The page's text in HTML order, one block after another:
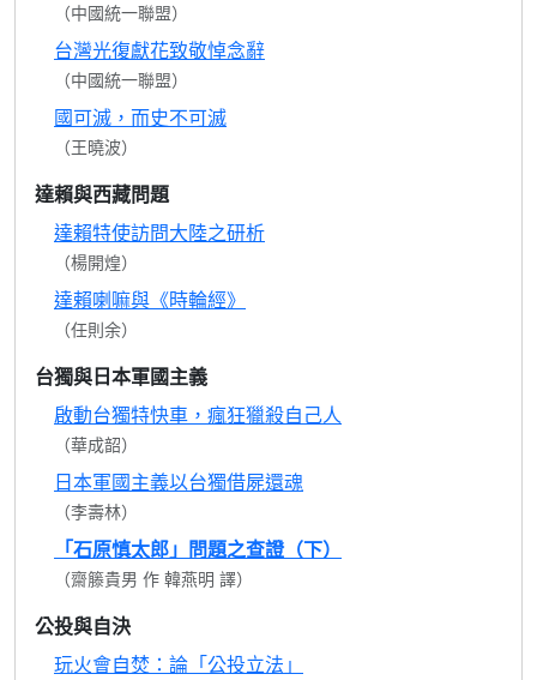
（中國統一聯盟）
台灣光復獻花致敬悼念辭
（中國統一聯盟）
國可滅，而史不可滅
（王曉波）
達賴與西藏問題
達賴特使訪問大陸之研析
（楊開煌）
達賴喇嘛與《時輪經》
（任則余）
台獨與日本軍國主義
啟動台獨特快車，瘋狂獵殺自己人
（華成韶）
日本軍國主義以台獨借屍還魂
（李壽林）
「石原慎太郎」問題之查證（下）
（齋籐貴男 作 韓燕明 譯）
公投與自決
玩火會自焚：論「公投立法」